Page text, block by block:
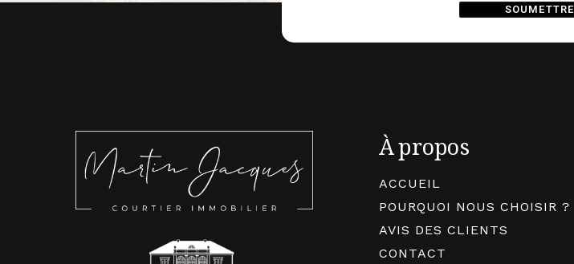
SOUMETTRE
À propos
ACCUEIL
POURQUOI NOUS CHOISIR ?
AVIS DES CLIENTS
CONTACT